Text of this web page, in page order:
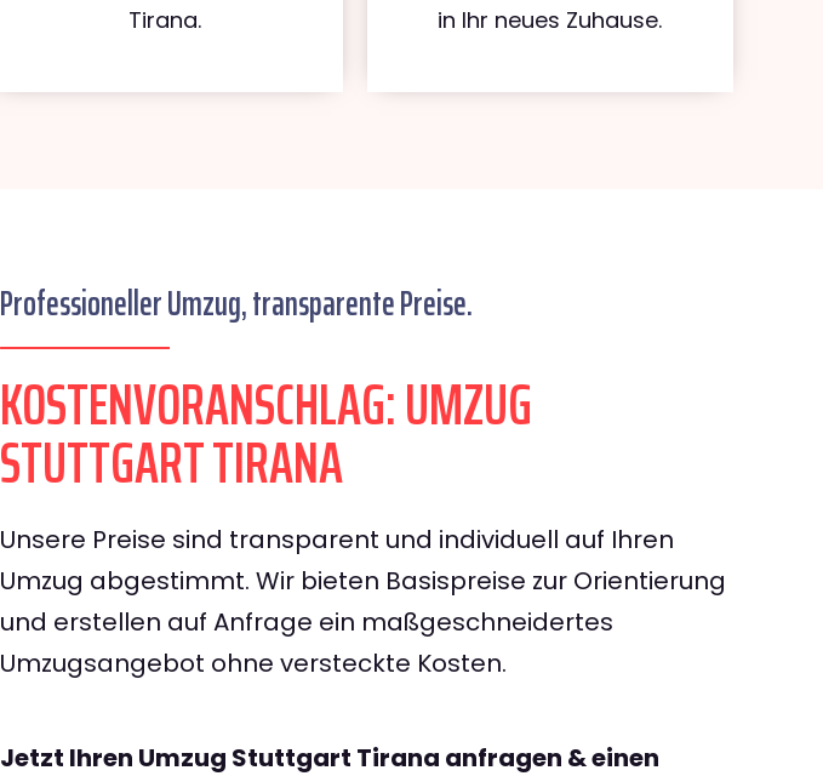
Tirana.
in Ihr neues Zuhause.
Professioneller Umzug, transparente Preise.
KOSTENVORANSCHLAG: UMZUG
STUTTGART TIRANA
Unsere Preise sind transparent und individuell auf Ihren
Umzug abgestimmt. Wir bieten Basispreise zur Orientierung
und erstellen auf Anfrage ein maßgeschneidertes
Umzugsangebot ohne versteckte Kosten.
Jetzt Ihren Umzug Stuttgart Tirana anfragen & einen